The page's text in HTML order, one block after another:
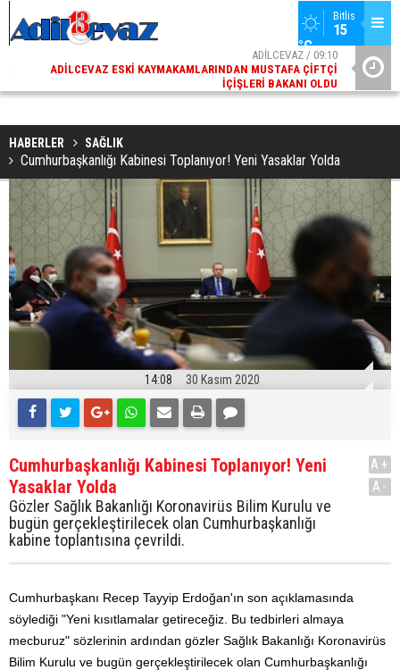
Bitlis
15
°C
ADİLCEVAZ / 09:10
ADILCEVAZ ESKI KAYMAKAMLARINDAN MUSTAFA ÇIFTÇI
İÇIŞLERI BAKANI OLDU
HABERLER SAĞLIK
Cumhurbaşkanlığı Kabinesi Toplanıyor! Yeni Yasaklar Yolda
14:08 30 Kasım 2020
Cumhurbaşkanlığı Kabinesi Toplanıyor! Yeni
Yasaklar Yolda
Gözler Sağlık Bakanlığı Koronavirüs Bilim Kurulu ve
bugün gerçekleştirilecek olan Cumhurbaşkanlığı
kabine toplantısına çevrildi.
A+
A-
Cumhurbaşkanı Recep Tayyip Erdoğan'ın son açıklamasında
söylediği "Yeni kısıtlamalar getireceğiz. Bu tedbirleri almaya
mecburuz" sözlerinin ardından gözler Sağlık Bakanlığı Koronavirüs
Bilim Kurulu ve bugün gerçekleştirilecek olan Cumhurbaşkanlığı